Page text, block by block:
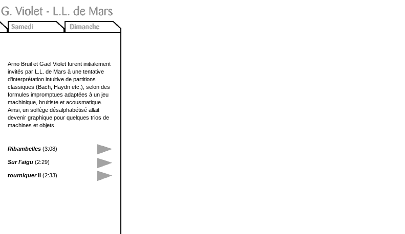
Arno Bruil et Gaël Violet furent initialement
invités par L.L. de Mars à une tentative
d'interprétation intuitive de partitions
classiques (Bach, Haydn etc.), selon des
formules impromptues adaptées à un jeu
machinique, bruitiste et acousmatique.
Ainsi, un solfège désalphabétisé allait
devenir graphique pour quelques trios de
machines et objets.
Ribambelles (3:08)
Sur l'aigu (2:29)
tourniquerII (2:33)